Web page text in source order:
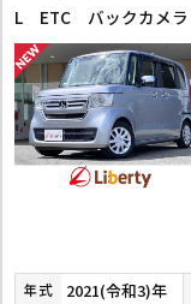
年式 2021(令和3)年